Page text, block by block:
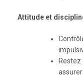
Attitude et
Restez